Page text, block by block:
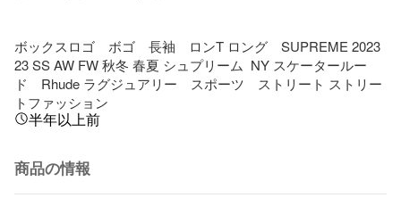
ボックスロゴ　ボゴ　長袖　ロンT ロング　SUPREME 2023
23 SS AW FW 秋冬 春夏 シュプリーム  NY スケータールー
ド　Rhude ラグジュアリー　スポーツ　ストリート ストリー
トファッション
半年以上前
商品の情報